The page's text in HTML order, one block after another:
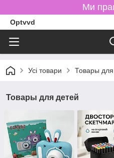
Ми
Optvvd
Усі товари Товары
Товары для детей